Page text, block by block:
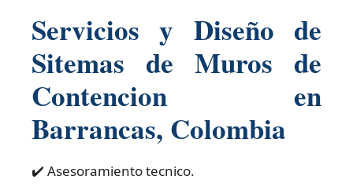
Servicios y Diseño de
Sitemas de Muros de
Contencion en
Barrancas, Colombia
✔️ Asesoramiento tecnico.